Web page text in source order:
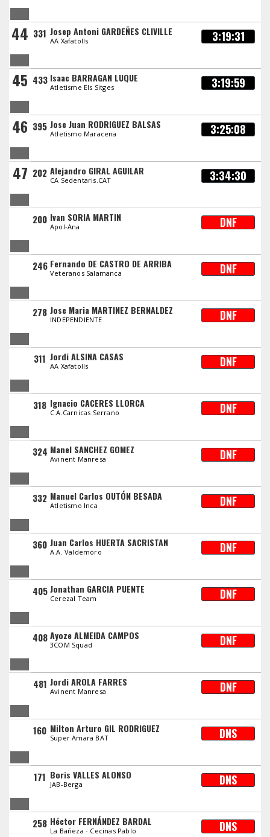
44 331 Josep Antoni GARDEÑES CLIVILLE
AA Xafatolls 3:19:31
45 433 Isaac BARRAGAN LUQUE
Atletisme Els Sitges 3:19:59
46 395 Jose Juan RODRIGUEZ BALSAS
Atletismo Maracena 3:25:08
47 202 Alejandro GIRAL AGUILAR
CA Sedentaris.CAT 3:34:30
200 Ivan SORIA MARTIN
Apol-Ana DNF
246 Fernando DE CASTRO DE ARRIBA
Veteranos Salamanca DNF
278 Jose Maria MARTINEZ BERNALDEZ
INDEPENDIENTE DNF
311 Jordi ALSINA CASAS
AA Xafatolls DNF
318 Ignacio CACERES LLORCA
C.A.Carnicas Serrano DNF
324 Manel SANCHEZ GOMEZ
Avinent Manresa DNF
332 Manuel Carlos OUTÓN BESADA
Atletismo Inca DNF
360 Juan Carlos HUERTA SACRISTAN
A.A. Valdemoro DNF
405 Jonathan GARCIA PUENTE
Cerezal Team DNF
408 Ayoze ALMEIDA CAMPOS
3COM Squad DNF
481 Jordi AROLA FARRES
Avinent Manresa DNF
160 Milton Arturo GIL RODRIGUEZ
Super Amara BAT DNS
171 Boris VALLES ALONSO
JAB-Berga DNS
258 Héctor FERNÁNDEZ BARDAL
La Bañeza - Cecinas Pablo DNS